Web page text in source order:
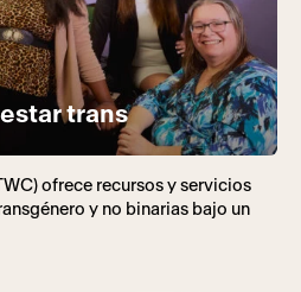
trans
ofrece recursos y servicios
y no binarias bajo un